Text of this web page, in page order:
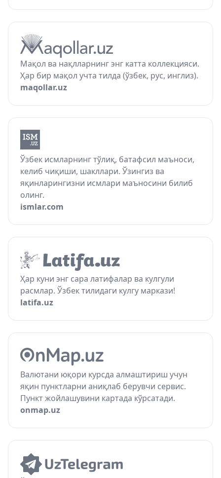
Мақол ва нақлларнинг энг катта коллекцияси.
Ҳар бир мақол учта тилда (ўзбек, рус, инглиз).
maqollar.uz
Ўзбек исмларнинг тўлиқ, батафсил маъноси,
келиб чиқиши, шакллари. Ўзингиз ва
яқинларингизни исмлари маъносини билиб
олинг.
ismlar.com
Ҳар куни энг сара латифалар ва кулгули
расмлар. Ўзбек тилидаги кулгу маркази!
latifa.uz
Валютани юқори курсда алмаштириш учун
яқин пунктларни аниқлаб берувчи сервис.
Пункт жойлашувини картада кўрсатади.
onmap.uz